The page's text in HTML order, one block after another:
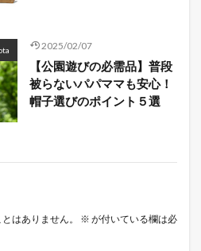
2025/02/07
【公園遊びの必需品】普段
被らないパパママも安心！
帽子選びのポイント５選
はありません。 ※ が付いている欄は必